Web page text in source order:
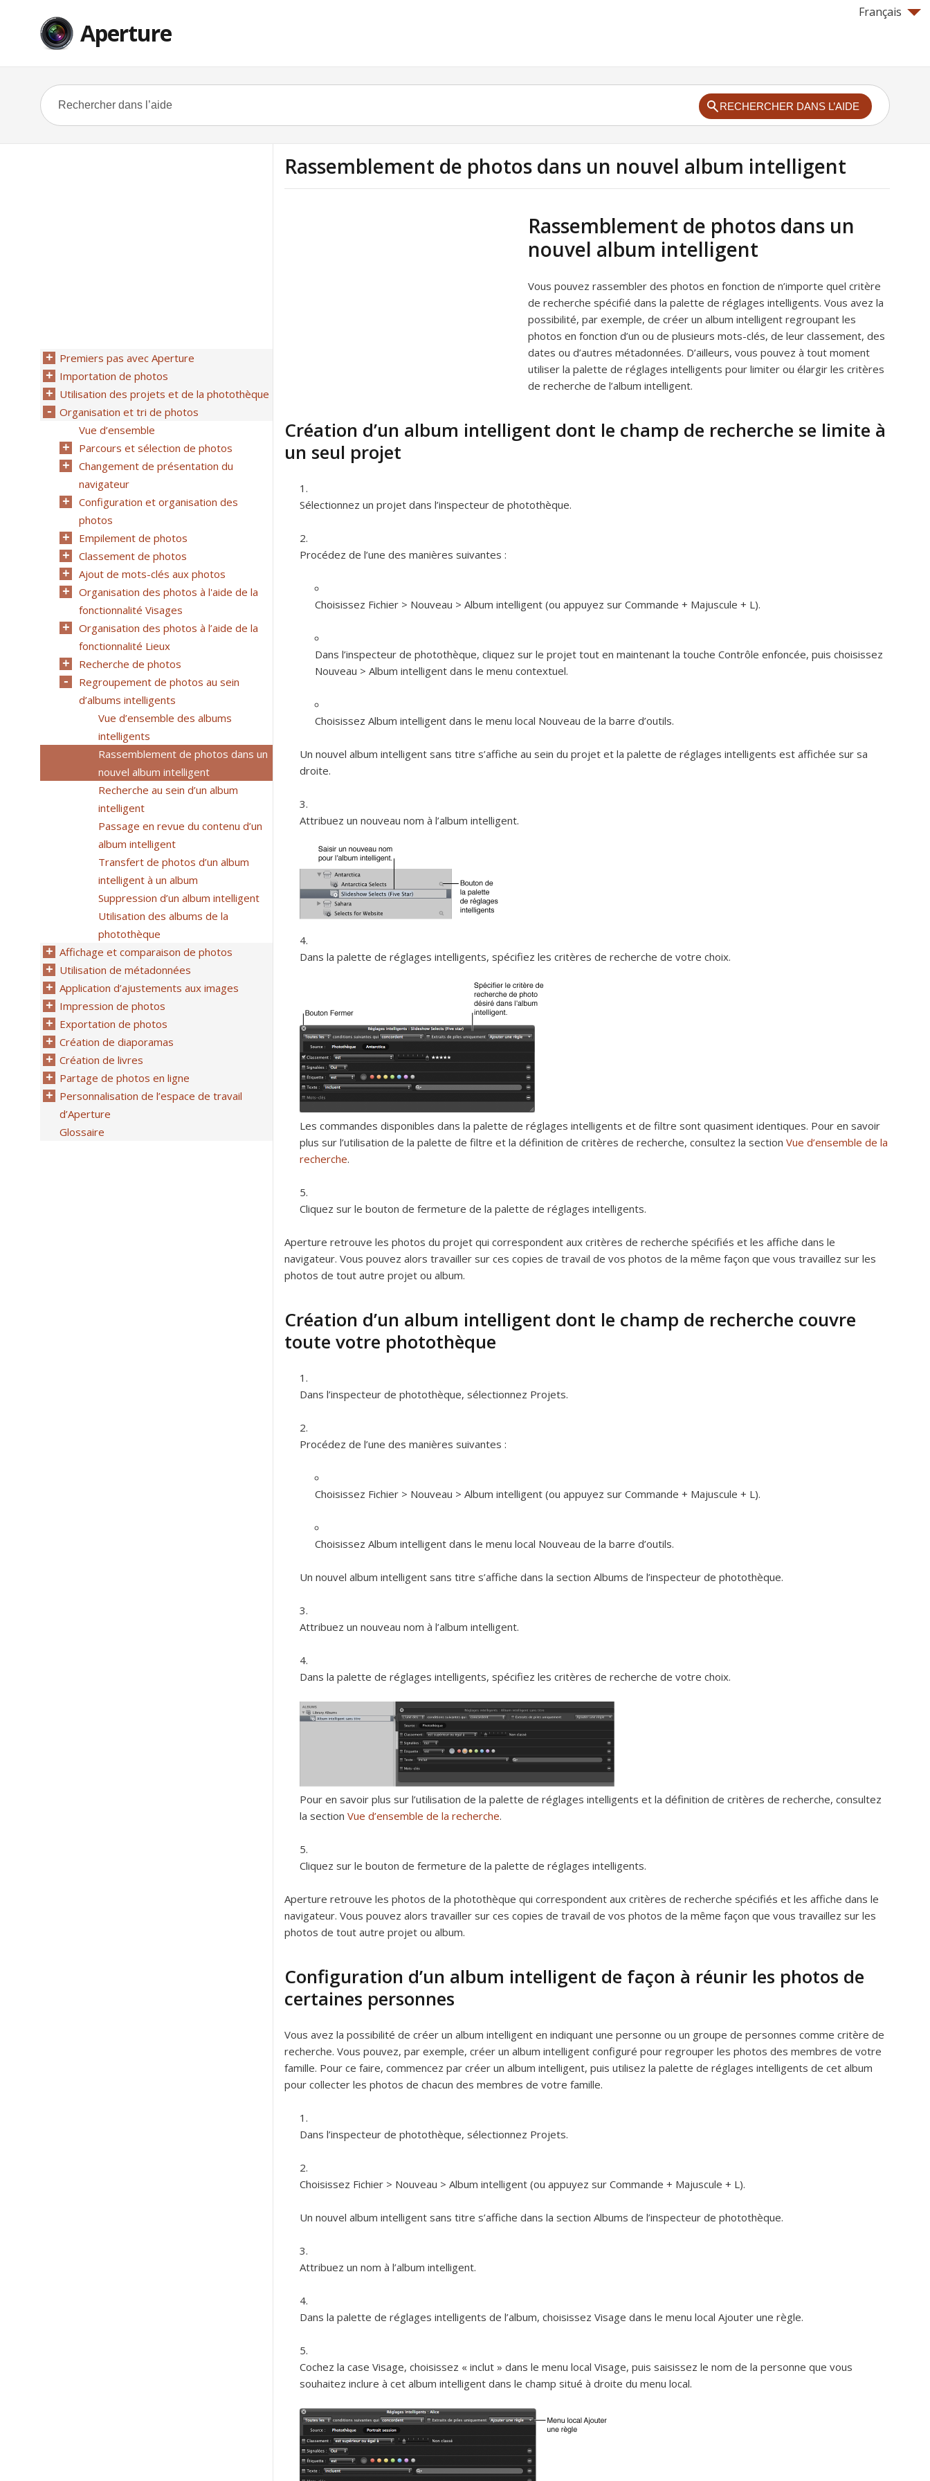
Français
Aperture
RECHERCHER DANS L’AIDE
Rassemblement de photos dans un nouvel album intelligent
Rassemblement de photos dans un
nouvel album intelligent
Vous pouvez rassembler des photos en fonction de n’importe quel critère
de recherche spécifié dans la palette de réglages intelligents. Vous avez la
possibilité, par exemple, de créer un album intelligent regroupant les
photos en fonction d’un ou de plusieurs mots-clés, de leur classement, des
dates ou d’autres métadonnées. D’ailleurs, vous pouvez à tout moment
utiliser la palette de réglages intelligents pour limiter ou élargir les critères
de recherche de l’album intelligent.
Création d’un album intelligent dont le champ de recherche se limite à
un seul projet
Sélectionnez un projet dans l’inspecteur de photothèque.
Procédez de l’une des manières suivantes :
Choisissez Fichier > Nouveau > Album intelligent (ou appuyez sur Commande + Majuscule + L).
Dans l’inspecteur de photothèque, cliquez sur le projet tout en maintenant la touche Contrôle enfoncée, puis choisissez
Nouveau > Album intelligent dans le menu contextuel.
Choisissez Album intelligent dans le menu local Nouveau de la barre d’outils.
Un nouvel album intelligent sans titre s’affiche au sein du projet et la palette de réglages intelligents est affichée sur sa
droite.
Attribuez un nouveau nom à l’album intelligent.
Dans la palette de réglages intelligents, spécifiez les critères de recherche de votre choix.
Les commandes disponibles dans la palette de réglages intelligents et de filtre sont quasiment identiques. Pour en savoir
plus sur l’utilisation de la palette de filtre et la définition de critères de recherche, consultez la section Vue d’ensemble de la
recherche.
Cliquez sur le bouton de fermeture de la palette de réglages intelligents.
Aperture retrouve les photos du projet qui correspondent aux critères de recherche spécifiés et les affiche dans le
navigateur. Vous pouvez alors travailler sur ces copies de travail de vos photos de la même façon que vous travaillez sur les
photos de tout autre projet ou album.
Création d’un album intelligent dont le champ de recherche couvre
toute votre photothèque
Dans l’inspecteur de photothèque, sélectionnez Projets.
Procédez de l’une des manières suivantes :
Choisissez Fichier > Nouveau > Album intelligent (ou appuyez sur Commande + Majuscule + L).
Choisissez Album intelligent dans le menu local Nouveau de la barre d’outils.
Un nouvel album intelligent sans titre s’affiche dans la section Albums de l’inspecteur de photothèque.
Attribuez un nouveau nom à l’album intelligent.
Dans la palette de réglages intelligents, spécifiez les critères de recherche de votre choix.
Pour en savoir plus sur l’utilisation de la palette de réglages intelligents et la définition de critères de recherche, consultez
la section Vue d’ensemble de la recherche.
Cliquez sur le bouton de fermeture de la palette de réglages intelligents.
Aperture retrouve les photos de la photothèque qui correspondent aux critères de recherche spécifiés et les affiche dans le
navigateur. Vous pouvez alors travailler sur ces copies de travail de vos photos de la même façon que vous travaillez sur les
photos de tout autre projet ou album.
Configuration d’un album intelligent de façon à réunir les photos de
certaines personnes
Vous avez la possibilité de créer un album intelligent en indiquant une personne ou un groupe de personnes comme critère de
recherche. Vous pouvez, par exemple, créer un album intelligent configuré pour regrouper les photos des membres de votre
famille. Pour ce faire, commencez par créer un album intelligent, puis utilisez la palette de réglages intelligents de cet album
pour collecter les photos de chacun des membres de votre famille.
Dans l’inspecteur de photothèque, sélectionnez Projets.
Choisissez Fichier > Nouveau > Album intelligent (ou appuyez sur Commande + Majuscule + L).
Un nouvel album intelligent sans titre s’affiche dans la section Albums de l’inspecteur de photothèque.
Attribuez un nom à l’album intelligent.
Dans la palette de réglages intelligents de l’album, choisissez Visage dans le menu local Ajouter une règle.
Cochez la case Visage, choisissez « inclut » dans le menu local Visage, puis saisissez le nom de la personne que vous
souhaitez inclure à cet album intelligent dans le champ situé à droite du menu local.
Premiers pas avec Aperture
Importation de photos
Utilisation des projets et de la photothèque
Organisation et tri de photos
Vue d’ensemble
Parcours et sélection de photos
Changement de présentation du
navigateur
Configuration et organisation des
photos
Empilement de photos
Classement de photos
Ajout de mots-clés aux photos
Organisation des photos à l'aide de la
fonctionnalité Visages
Organisation des photos à l’aide de la
fonctionnalité Lieux
Recherche de photos
Regroupement de photos au sein
d’albums intelligents
Vue d’ensemble des albums
intelligents
Rassemblement de photos dans un
nouvel album intelligent
Recherche au sein d’un album
intelligent
Passage en revue du contenu d’un
album intelligent
Transfert de photos d’un album
intelligent à un album
Suppression d’un album intelligent
Utilisation des albums de la
photothèque
Affichage et comparaison de photos
Utilisation de métadonnées
Application d’ajustements aux images
Impression de photos
Exportation de photos
Création de diaporamas
Création de livres
Partage de photos en ligne
Personnalisation de l’espace de travail
d’Aperture
Glossaire